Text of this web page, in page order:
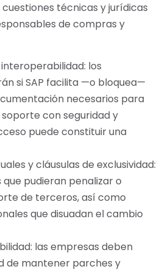
técnicas y jurídicas
de compras y
los
si SAP facilita —o bloquea—
necesarios para
con seguridad y
puede constituir una
y cláusulas de exclusividad:
pudieran penalizar o
de terceros, así como
que disuadan el cambio
las empresas deben
de mantener parches y